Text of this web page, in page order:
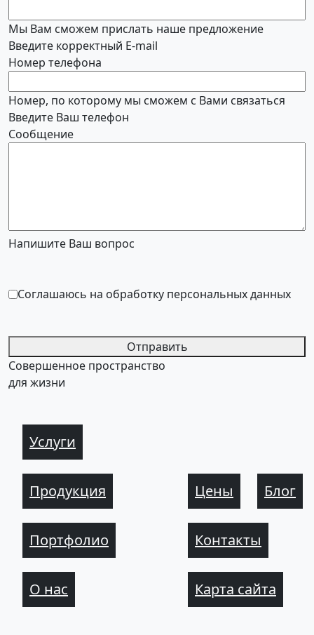
Мы Вам сможем прислать наше предложение
Введите корректный E-mail
Номер телефона
Номер, по которому мы сможем с Вами связаться
Введите Ваш телефон
Сообщение
Напишите Ваш вопрос
Соглашаюсь на обработку персональных данных
Отправить
Совершенное пространство
для жизни
Услуги
Продукция
Портфолио
О нас
Цены Блог
Контакты
Карта сайта